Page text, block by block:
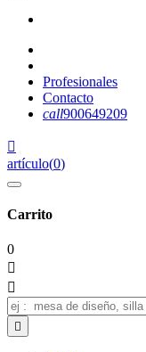
Profesionales
Contacto
call900649209

artículo(0)
Carrito
0


